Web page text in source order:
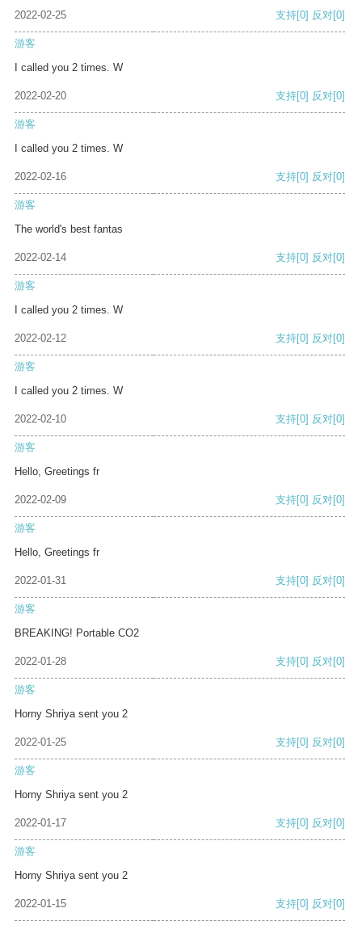
2022-02-25 支持[0] 反对[0]
游客
I called you 2 times. W
2022-02-20 支持[0] 反对[0]
游客
I called you 2 times. W
2022-02-16 支持[0] 反对[0]
游客
The world's best fantas
2022-02-14 支持[0] 反对[0]
游客
I called you 2 times. W
2022-02-12 支持[0] 反对[0]
游客
I called you 2 times. W
2022-02-10 支持[0] 反对[0]
游客
Hello, Greetings fr
2022-02-09 支持[0] 反对[0]
游客
Hello, Greetings fr
2022-01-31 支持[0] 反对[0]
游客
BREAKING! Portable CO2
2022-01-28 支持[0] 反对[0]
游客
Horny Shriya sent you 2
2022-01-25 支持[0] 反对[0]
游客
Horny Shriya sent you 2
2022-01-17 支持[0] 反对[0]
游客
Horny Shriya sent you 2
2022-01-15 支持[0] 反对[0]